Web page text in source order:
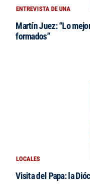
ENTREVISTA DE UNA
Martín Juez: “Lo
formados”
LOCALES
Visita del Papa: la